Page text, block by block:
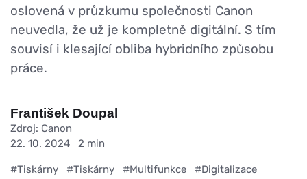
oslovená v průzkumu společnosti Canon
neuvedla, že už je kompletně digitální. S tím
souvisí i klesající obliba hybridního způsobu
práce.
František Doupal
Zdroj: Canon
22. 10. 2024
2 min
#Tiskárny #Tiskárny #Multifunkce
#Digitalizace